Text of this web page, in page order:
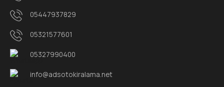
05447937829
05321577601
05327990400
info@adsotokiralama.net